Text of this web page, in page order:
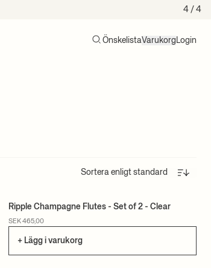
4/ 4
ÖnskelistaVarukorg Login
Sortera
Ripple Champagne Flutes - Set of 2 - Clear
SEK 465,00
+ Lägg i varukorg